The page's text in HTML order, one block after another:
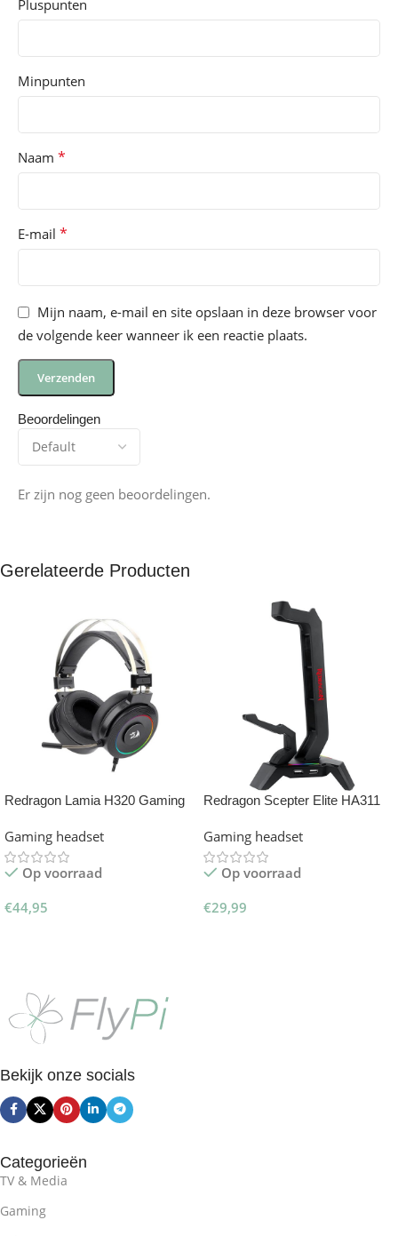
Beoordelingen
Er zijn nog geen beoordelingen.
Pluspunten
Minpunten
Naam *
E-mail *
Mijn naam, e-mail en site opslaan in deze browser voor
de volgende keer wanneer ik een reactie plaats.
Gerelateerde Producten
Redragon Lamia H320 Gaming
Gaming headset
Op voorraad
€44,95
Redragon Scepter Elite HA311
Gaming headset
Op voorraad
€29,99
Bekijk onze socials
Categorieën
TV & Media
Gaming